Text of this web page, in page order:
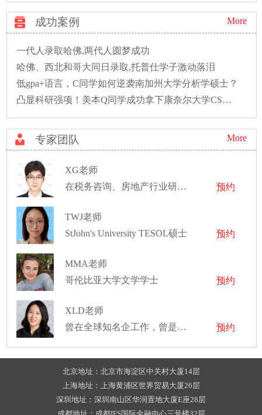
成功案例 More
一代人录取哈佛,两代人圆梦成功
哈佛、西北和哥大同日录取,托普仕学子激动落泪
低gpa+语言，C同学如何逆袭南加州大学分析学硕士？
凸显科研强项！美本Q同学成功拿下康奈尔大学CS硕士录取！
专家团队 More
XG老师
在税务咨询、房地产行业研究，TMT行业研究，新能源等领域有丰富的实习及工作经验
预约
TWJ老师
StJohn's University TESOL硕士
预约
MMA老师
哥伦比亚大学文学学士
预约
XLD老师
曾在全球知名企工作，曾是导演和音乐制作人
预约
北京地址：北京市海淀区中关村大厦14层
上海地址：上海黄浦区世界贸易大厦26层
深圳地址：深圳南山区华润置地大厦E座28层